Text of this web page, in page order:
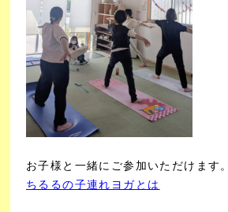
お子様と一緒にご参加いただけます。
ちるるの子連れヨガとは